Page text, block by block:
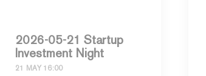
2026-05-21 Startup
Investment Night
21 MAY 16:00